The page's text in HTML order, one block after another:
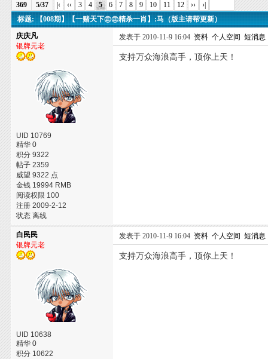
369
5/37 |‹ ‹‹ 3 4 5 6 7 8 9 10 11 12 ››
›|
标题: 【008期】【一赌天下㊣㊣精杀一肖】:马（版主请帮更新）
庆庆凡
银牌元老
UID 10769
精华 0
积分 9322
帖子 2359
威望 9322 点
金钱 19994 RMB
阅读权限 100
注册 2009-2-12
状态 离线
发表于 2010-11-9 16:04 资料 个人空间 短消息
支持万众海浪高手，顶你上天！
白民民
银牌元老
UID 10638
精华 0
积分 10622
发表于 2010-11-9 16:04 资料 个人空间 短消息
支持万众海浪高手，顶你上天！